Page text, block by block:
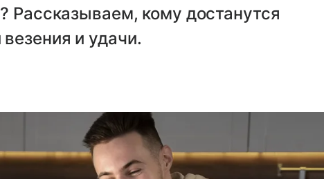
Рассказываем, кому достанутся
и удачи.